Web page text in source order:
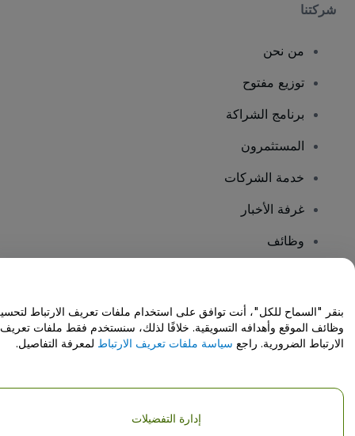
شركتنا
من نحن
توزيع مفتوح
برنامج الشراكة
المستثمرون
خدمة الشركات
غرفة الأخبار
وظائف
مركز المساعدة / اتصل بنا
حقوق النشر © شركة فياجوجو المحدودة 2026
تفاصيل الشركة
بنقر "السماح للكل"، أنت توافق على استخدام ملفات تعريف الارتباط
وظائف الموقع وأهدافه التسويقية. خلافًا لذلك، سنستخدم فقط ملفات تعريف
الارتباط الضرورية. راجع سياسة ملفات تعريف الارتباط لمعرفة التفاصيل.
إدارة التفضيلات